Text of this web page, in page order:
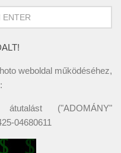
weboldal működéséhez,
("ADOMÁNY"
04680611